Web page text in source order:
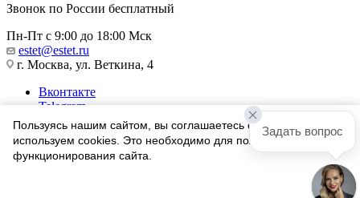
Звонок по России бесплатный
Пн-Пт с 9:00 до 18:00 Мск
estet@estet.ru
г. Москва, ул. Веткина, 4
Вконтакте
Telegram
Одноклассники
WhatsApp
1991-2026 © Ювелирный Дом ЭСТЕТ
Пользуясь нашим сайтом, вы соглашаетесь с тем, что мы
используем cookies. Это необходимо для полноценного
функционирования сайта.
Задать вопрос